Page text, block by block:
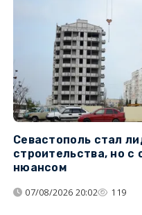
Севастополь стал
строительства, но
нюансом
07/08/2026 20:02 119